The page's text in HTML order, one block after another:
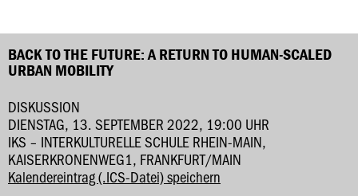
BACK TO THE FUTURE: A RETURN TO HUMAN-SCALED
URBAN MOBILITY
DISKUSSION
DIENSTAG, 13. SEPTEMBER 2022, 19:00 UHR
IKS – INTERKULTURELLE SCHULE RHEIN-MAIN,
KAISERKRONENWEG1, FRANKFURT/MAIN
Kalendereintrag (.ICS-Datei) speichern